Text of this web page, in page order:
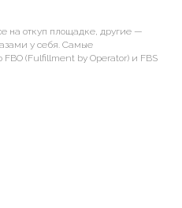
на откуп площадке, другие —
у себя. Самые
(Fulfillment by Operator) и FBS